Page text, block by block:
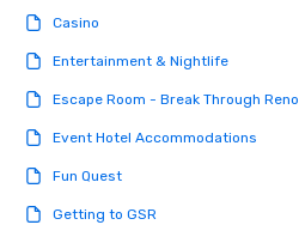
Casino
Entertainment & Nightlife
Escape Room - Break Through Reno
Event Hotel Accommodations
Fun Quest
Getting to GSR